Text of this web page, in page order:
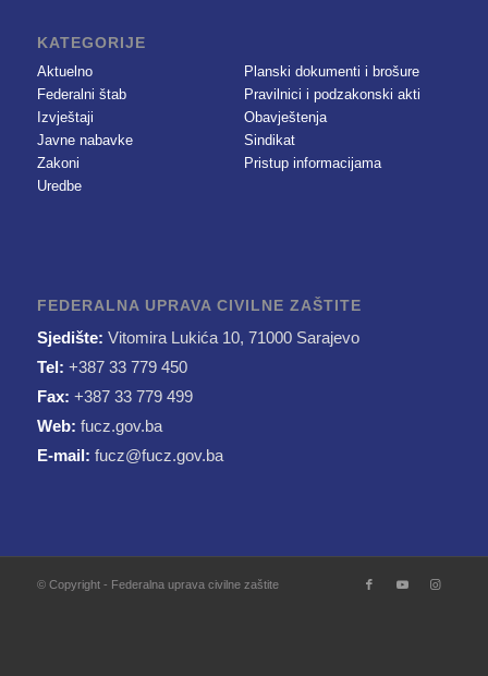
KATEGORIJE
Aktuelno
Federalni štab
Izvještaji
Javne nabavke
Zakoni
Uredbe
Planski dokumenti i brošure
Pravilnici i podzakonski akti
Obavještenja
Sindikat
Pristup informacijama
FEDERALNA UPRAVA CIVILNE ZAŠTITE
Sjedište: Vitomira Lukića 10, 71000 Sarajevo
Tel: +387 33 779 450
Fax: +387 33 779 499
Web: fucz.gov.ba
E-mail: fucz@fucz.gov.ba
© Copyright - Federalna uprava civilne zaštite